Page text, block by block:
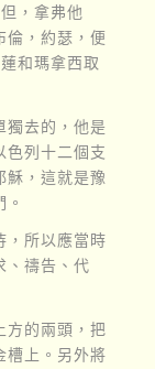
，拿弗他
倫，約瑟，便
和瑪拿西取
獨去的，他是
色列十二個支
穌，這就是豫
，所以應當時
、禱告、代
方的兩頭，把
槽上。另外將